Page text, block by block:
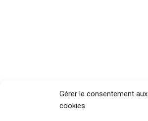
Gérer le consentement aux
cookies